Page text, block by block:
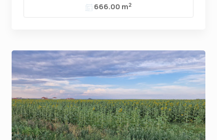
666.00 m2